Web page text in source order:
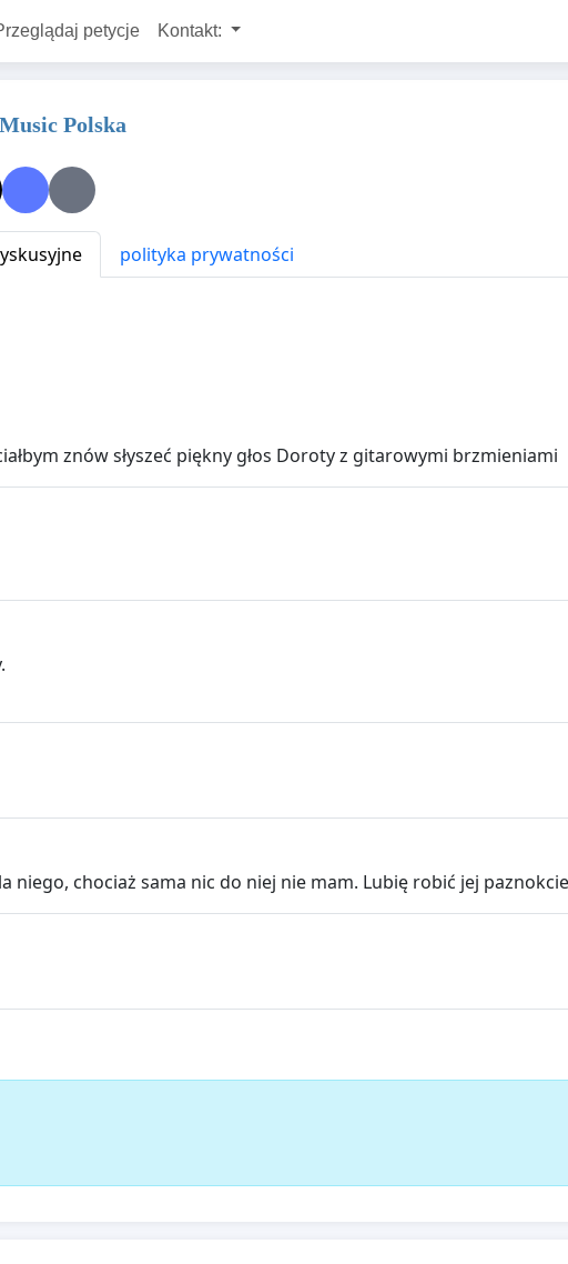
petycje Kontakt:
Polska
polityka prywatności
znów słyszeć piękny głos Doroty z gitarowymi brzmieniami
niego, chociaż sama nic do niej nie mam. Lubię robić jej